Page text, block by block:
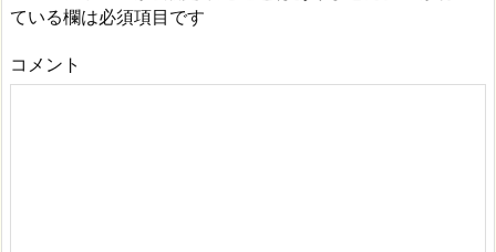
ている欄は必須項目です
コメント